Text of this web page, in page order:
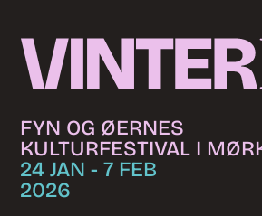
FYN OG ØERNES
KULTURFESTIVAL I
24 JAN - 7 FEB
2026